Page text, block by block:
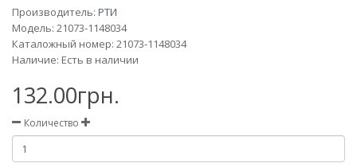
Производитель: РТИ
Модель: 21073-1148034
Каталожный номер: 21073-1148034
Наличие: Есть в наличии
132.00грн.
Количество